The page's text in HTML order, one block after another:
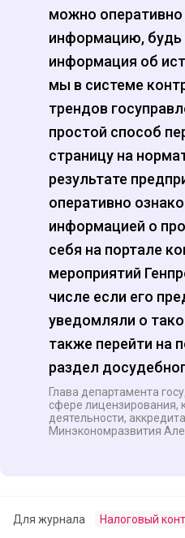
можно
информацию, будь
информация об
мы в системе
трендов
простой способ
страницу на
результате
оперативно
информацией о
себя на портале
мероприятий
числе если его
уведомляли о
также перейти на
раздел
Глава департамента
сфере лицензирования,
деятельности,
Минэкономразвития
Для журнала Налоговый